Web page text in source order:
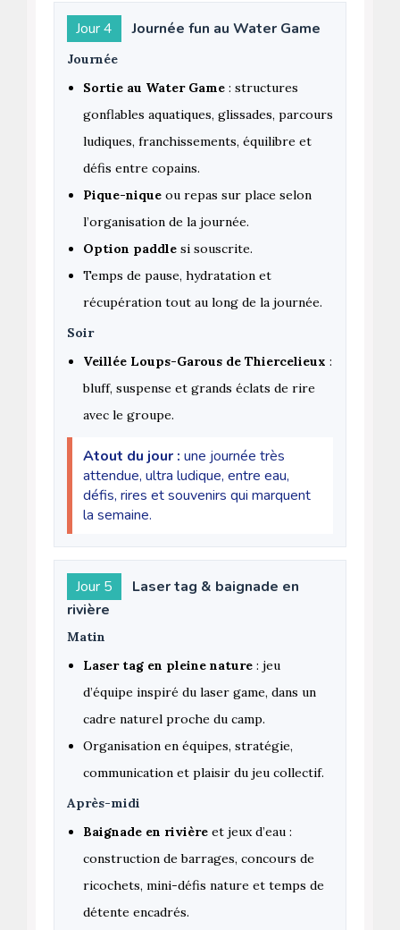
Jour 4 Journée fun au Water Game
Journée
Sortie au Water Game : structures
gonflables aquatiques, glissades, parcours
ludiques, franchissements, équilibre et
défis entre copains.
Pique-nique ou repas sur place selon
l’organisation de la journée.
Option paddle si souscrite.
Temps de pause, hydratation et
récupération tout au long de la journée.
Soir
Veillée Loups-Garous de Thiercelieux :
bluff, suspense et grands éclats de rire
avec le groupe.
Atout du jour : une journée très
attendue, ultra ludique, entre eau,
défis, rires et souvenirs qui marquent
la semaine.
Jour 5
Laser tag & baignade en
rivière
Matin
Laser tag en pleine nature : jeu
d’équipe inspiré du laser game, dans un
cadre naturel proche du camp.
Organisation en équipes, stratégie,
communication et plaisir du jeu collectif.
Après-midi
Baignade en rivière et jeux d’eau :
construction de barrages, concours de
ricochets, mini-défis nature et temps de
détente encadrés.